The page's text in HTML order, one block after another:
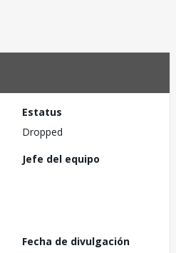
Estatus
Dropped
Jefe del equipo
Fecha de divulgación